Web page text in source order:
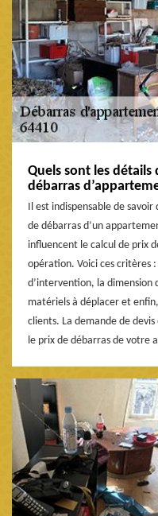
Quels sont les
débarras
Il est indispensable de savoir
de débarras d’un
influencent le calcul de prix
opération. Voici ces critères
d’intervention, la dimension
matériels à déplacer et
clients. La demande de
le prix de débarras de votre